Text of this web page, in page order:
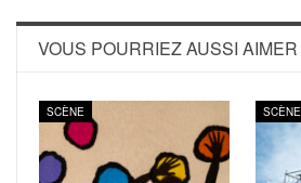
VOUS POURRIEZ AUSSI AIMER
SCÈNE SCÈNE